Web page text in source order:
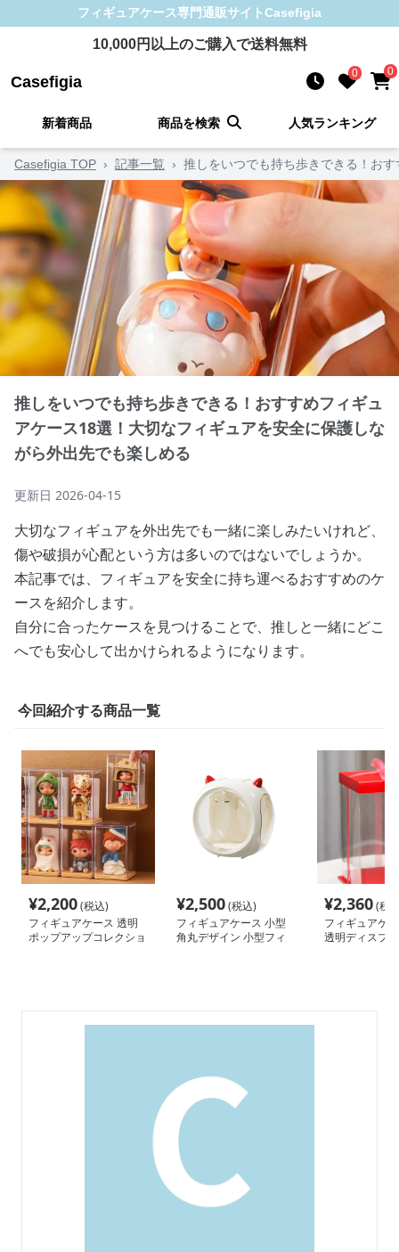
フィギュアケース専門通販サイトCasefigia
10,000円以上のご購入で送料無料
Casefigia 0 0
新着商品 商品を検索 人気ランキング
Casefigia TOP › 記事一覧 › 推しをいつでも持ち歩きできる！お
推しをいつでも持ち歩きできる！おすすめフィギュ
アケース18選！大切なフィギュアを安全に保護しな
がら外出先でも楽しめる
更新日 2026-04-15
大切なフィギュアを外出先でも一緒に楽しみたいけれど、
傷や破損が心配という方は多いのではないでしょうか。
本記事では、フィギュアを安全に持ち運べるおすすめのケ
ースを紹介します。
自分に合ったケースを見つけることで、推しと一緒にどこ
へでも安心して出かけられるようになります。
今回紹介する商品一覧
¥2,200(税込)
フィギュアケース 透明
ポップアップコレクショ
¥2,500(税込)
フィギュアケース 小型
角丸デザイン 小型フィ
¥2,360(税
フィギュアケ
透明ディスプ